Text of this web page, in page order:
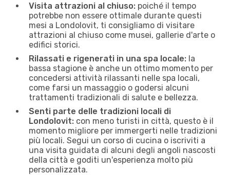
Visita attrazioni al chiuso: poiché il tempo
potrebbe non essere ottimale durante questi
mesi a Londolovit, ti consigliamo di visitare
attrazioni al chiuso come musei, gallerie d'arte o
edifici storici.
Rilassati e rigenerati in una spa locale: la
bassa stagione è anche un ottimo momento per
concedersi attività rilassanti nelle spa locali,
come farsi un massaggio o godersi alcuni
trattamenti tradizionali di salute e bellezza.
Senti parte delle tradizioni locali di
Londolovit: con meno turisti in città, questo è il
momento migliore per immergerti nelle tradizioni
più locali. Segui un corso di cucina o iscriviti a
una visita guidata di alcuni degli angoli nascosti
della città e goditi un'esperienza molto più
personalizzata.